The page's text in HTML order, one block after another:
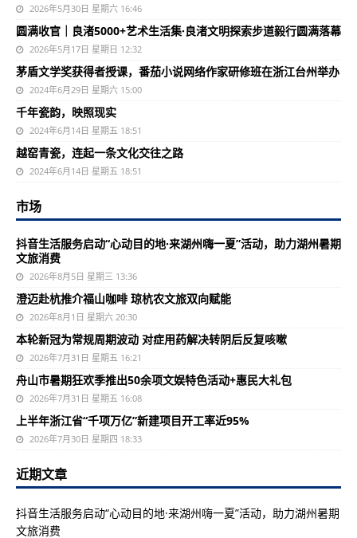
2026年5月30日 星期六 16:46
圆满收官｜良渚5000+艺术生活集·良渚文明探索步道毅行圆满落幕
2026年5月17日 星期日 12:32
茅盾文学奖获得者授课，番茄小说网络作家研修班在浙江台州举办
2024年6月29日 星期六 15:00
千年瓷韵，映照现实
2024年6月14日 星期五 18:51
越窑青瓷，连起一条文化交往之路
2024年6月14日 星期五 18:51
市场
抖音生活服务启动“心动目的地·来湖州嗨一夏”活动，助力湖州暑期
文旅消费
2026年8月5日 星期三 13:36
澄迈赴杭推介福山咖啡 琼杭农文旅双向赋能
2026年8月1日 星期六 20:30
本轮新冠为常规周期波动 对症用药解决转阴后反复咳嗽
2026年7月31日 星期五 16:21
舟山市暑期狂欢季推出50余项文娱特色活动+惠民大礼包
2026年7月31日 星期五 16:08
上半年浙江省“千项万亿”新建项目开工率近95%
2026年7月30日 星期四 18:33
近期文章
抖音生活服务启动“心动目的地·来湖州嗨一夏”活动，助力湖州暑期
文旅消费